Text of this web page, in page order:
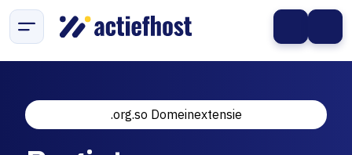
.org.so Domeinextensie